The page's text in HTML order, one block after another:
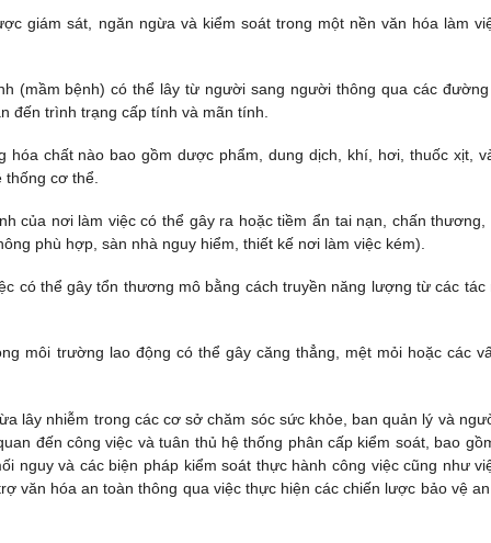
giám sát, ngăn ngừa và kiểm soát trong một nền văn hóa làm
(mầm bệnh) có thể lây từ người sang người thông qua các
đến trình trạng cấp tính và mãn tính.
hóa chất nào bao gồm dược phẩm, dung dịch, khí, hơi, thuốc xịt,
cơ thể.
của nơi làm việc có thể gây ra hoặc tiềm ẩn tai nạn, chấn thương,
phù hợp, sàn nhà nguy hiểm, thiết kế nơi làm việc kém).
có thể gây tổn thương mô bằng cách truyền năng lượng từ các tác
môi trường lao động có thể gây căng thẳng, mệt mỏi hoặc các
lây nhiễm trong các cơ sở chăm sóc sức khỏe, ban quản lý và
đến công việc và tuân thủ hệ thống phân cấp kiểm soát, bao
nguy và các biện pháp kiểm soát thực hành công việc cũng như
văn hóa an toàn thông qua việc thực hiện các chiến lược bảo vệ